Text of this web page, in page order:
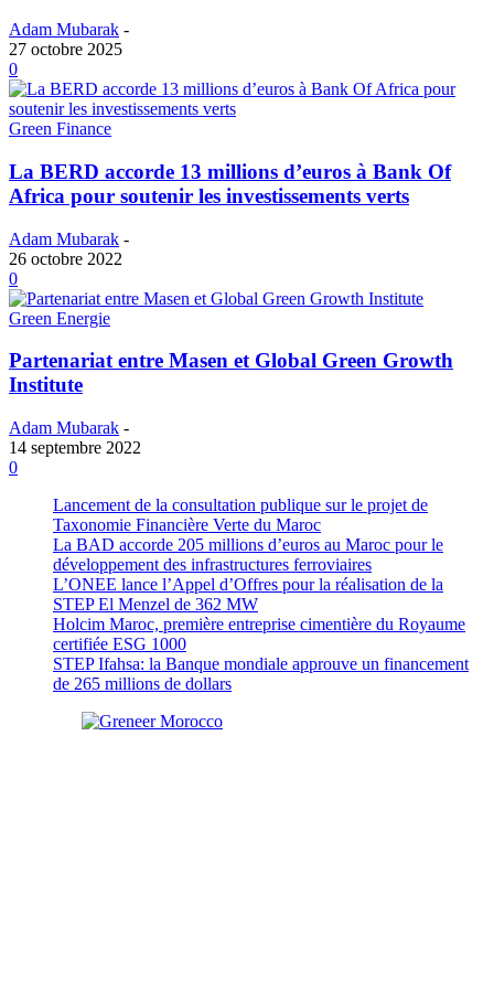
Adam Mubarak -
27 octobre 2025
0
Green Finance
La BERD accorde 13 millions d’euros à Bank Of
Africa pour soutenir les investissements verts
Adam Mubarak -
26 octobre 2022
0
Green Energie
Partenariat entre Masen et Global Green Growth
Institute
Adam Mubarak -
14 septembre 2022
0
Lancement de la consultation publique sur le projet de
Taxonomie Financière Verte du Maroc
La BAD accorde 205 millions d’euros au Maroc pour le
développement des infrastructures ferroviaires
L’ONEE lance l’Appel d’Offres pour la réalisation de la
STEP El Menzel de 362 MW
Holcim Maroc, première entreprise cimentière du Royaume
certifiée ESG 1000
STEP Ifahsa: la Banque mondiale approuve un financement
de 265 millions de dollars